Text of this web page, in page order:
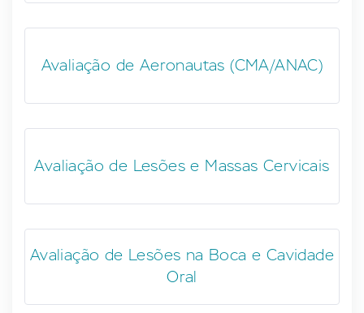
Avaliação de Aeronautas (CMA/ANAC)
Avaliação de Lesões e Massas Cervicais
Avaliação de Lesões na Boca e Cavidade
Oral